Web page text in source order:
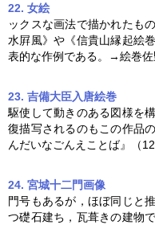
22. 女絵
ックスな画法で描かれたも
水屛風》や《信貴山縁起絵
表的な作例である。→絵巻
23. 吉備大臣入唐絵巻
駆使して動きのある図様を
復描写されるのもこの作品
んだいなごんえことば』（
24. 宮城十二門画像
門号もあるが，ほぼ同じと
つ礎石建ち，瓦葺きの建物